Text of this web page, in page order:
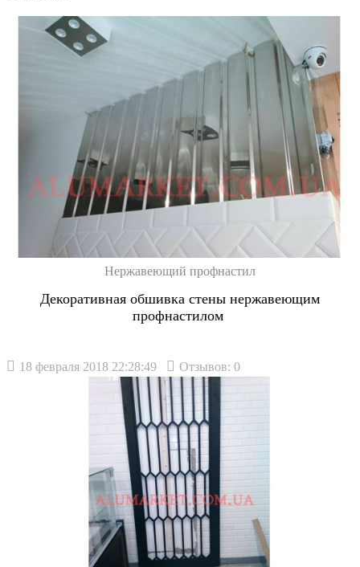
Нержавеющий профнастил
Декоративная обшивка стены нержавеющим
профнастилом
18 февраля 2018 22:28:49 Отзывов: 0